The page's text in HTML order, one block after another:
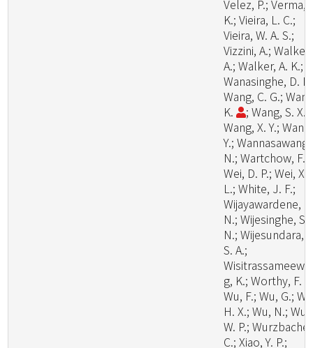
Velez, P.; Verma,
K.; Vieira, L. C.;
Vieira, W. A. S.;
Vizzini, A.; Walker,
A.; Walker, A. K.;
Wanasinghe, D.
Wang, C. G.;
K.
; Wang, S. X.;
Wang, X. Y.; Wang,
Y.; Wannasawang,
N.; Wartchow, F.;
Wei, D. P.; Wei, X.
L.; White, J. F.;
Wijayawardene,
N.; Wijesinghe, S.
N.; Wijesundara,
S. A.;
g, K.; Worthy, F.
Wu, F.; Wu, G.;
H. X.; Wu, N.; Wu,
W. P.;
C.; Xiao, Y. P.;